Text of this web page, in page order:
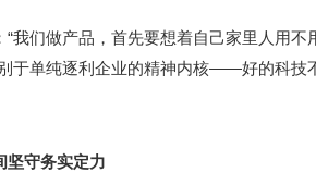
我们做产品，首先要想着自己家里人用不
于单纯逐利企业的精神内核——好的科技
坚守务实定力